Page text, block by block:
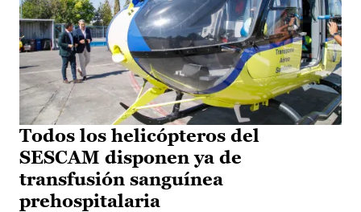
Todos los helicópteros del
SESCAM disponen ya de
transfusión sanguínea
prehospitalaria